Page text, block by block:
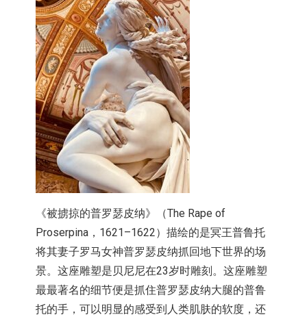
《被掳掠的普罗瑟皮纳》（The Rape of
Proserpina，1621–1622） 描绘的是冥王普鲁托
将其妻子罗马女神普罗瑟皮纳抓回地下世界的场
景。这座雕塑是贝尼尼在23岁时雕刻。 这座雕塑
最最著名的细节便是抓住普罗瑟皮纳大腿的普鲁
托的手， 可以明显的感受到人类肌肤的软度，还